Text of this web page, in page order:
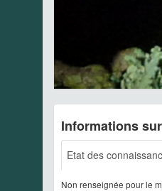
Informations
Etat des
Non renseignée pour le